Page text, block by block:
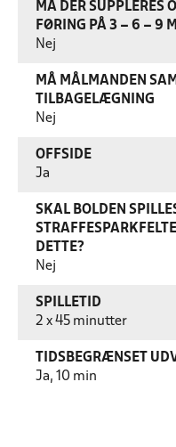
MÅ DER SUPPLERES
FØRING PÅ 3 – 6 – 9
Nej
MÅ MÅLMANDEN
TILBAGELÆGNING
Nej
OFFSIDE
Ja
SKAL BOLDEN
DETTE?
Nej
SPILLETID
2 x 45 minutter
TIDSBEGRÆNSET
Ja, 10 min